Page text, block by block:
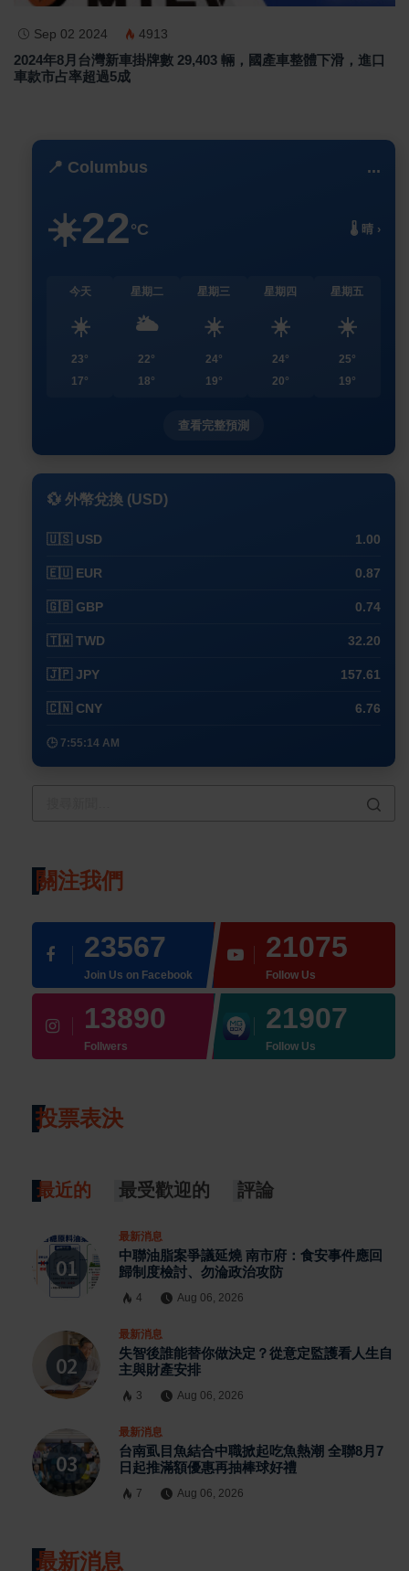
Sep 02 2024 4913
2024年8月台灣新車掛牌數 29,403 輛，國產車整體下滑，進口
車款市占率超過5成
📍 Columbus ...
☀️22°C 🌡️ 晴 ›
今天
☀️
23°
17°
星期二
🌥️
22°
18°
星期三
☀️
24°
19°
星期四
☀️
24°
20°
星期五
☀️
25°
19°
查看完整預測
💱 外幣兌換 (USD)
🇺🇸 USD 1.00
🇪🇺 EUR 0.87
🇬🇧 GBP 0.74
🇹🇼 TWD 32.20
🇯🇵 JPY 157.61
🇨🇳 CNY 6.76
🕒 7:55:25 AM
關注我們
23567
Join Us on Facebook
21075
Follow Us
13890
Follwers
21907
Follow Us
投票表決
最近的 最受歡迎的 評論
最新消息
中聯油脂案爭議延燒 南市府：食安事件應回
歸制度檢討、勿淪政治攻防
4 Aug 06, 2026
最新消息
失智後誰能替你做決定？從意定監護看人生自
主與財產安排
3 Aug 06, 2026
最新消息
台南虱目魚結合中職掀起吃魚熱潮 全聯8月7
日起推滿額優惠再抽棒球好禮
7 Aug 06, 2026
最新消息